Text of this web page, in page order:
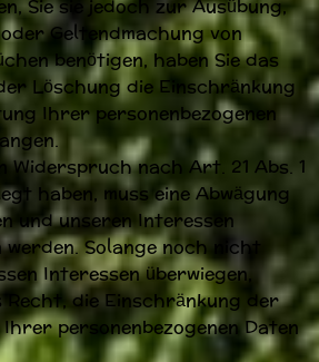
Geltendmachung von
benötigen, haben Sie das
Löschung die Einschränkung
Ihrer personenbezogenen
Widerspruch nach Art. 21 Abs. 1
haben, muss eine Abwägung
und unseren Interessen
werden. Solange noch nicht
Interessen überwiegen,
Recht, die Einschränkung der
personenbezogenen Daten